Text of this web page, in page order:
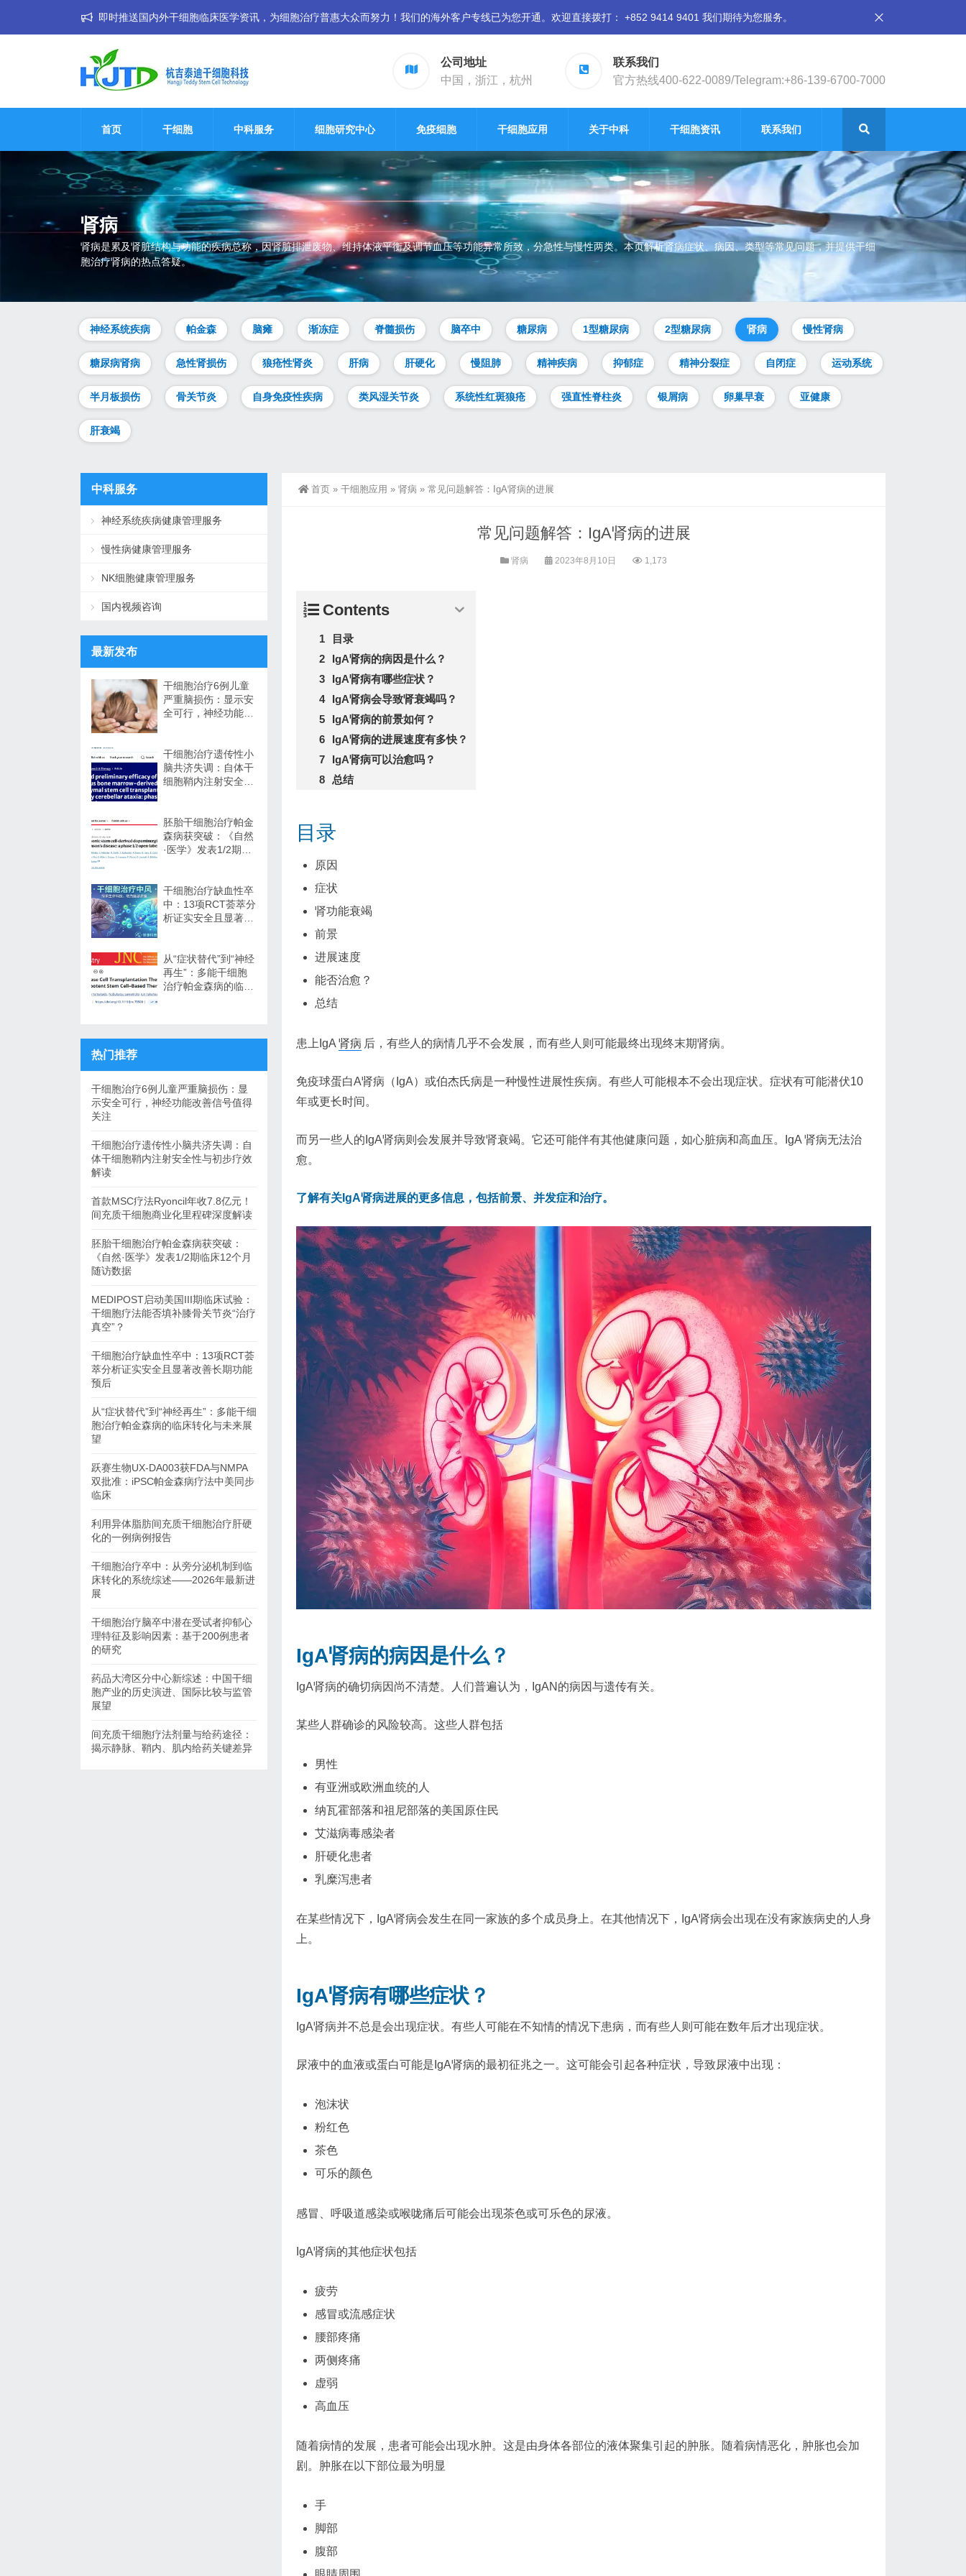
即时推送国内外干细胞临床医学资讯，为细胞治疗普惠大众而努力！我们的海外客户专线已为您开通。欢迎直接拨打： +852 9414 9401 我们期待为您服务。
公司地址
中国，浙江，杭州
联系我们
官方热线400-622-0089/Telegram:+86-139-6700-7000
首页 干细胞 中科服务 细胞研究中心 免疫细胞 干细胞应用 关于中科 干细胞资讯 联系我们
肾病
肾病是累及肾脏结构与功能的疾病总称，因肾脏排泄废物、维持体液平衡及调节血压等功能异常所致，分急性与慢性两类。本页解析肾病症状、病因、类型等常见问题，并提供干细
胞治疗肾病的热点答疑。
神经系统疾病 帕金森 脑瘫 渐冻症 脊髓损伤 脑卒中 糖尿病 1型糖尿病 2型糖尿病 肾病 慢性肾病
糖尿病肾病 急性肾损伤 狼疮性肾炎 肝病 肝硬化 慢阻肺 精神疾病 抑郁症 精神分裂症 自闭症 运动系统
半月板损伤 骨关节炎 自身免疫性疾病 类风湿关节炎 系统性红斑狼疮 强直性脊柱炎 银屑病 卵巢早衰 亚健康
肝衰竭
首页 » 干细胞应用 » 肾病 » 常见问题解答：IgA肾病的进展
常见问题解答：IgA肾病的进展
肾病 2023年8月10日 1,173
Contents
目录
IgA肾病的病因是什么？
IgA肾病有哪些症状？
IgA肾病会导致肾衰竭吗？
IgA肾病的前景如何？
IgA肾病的进展速度有多快？
IgA肾病可以治愈吗？
总结
目录
原因
症状
肾功能衰竭
前景
进展速度
能否治愈？
总结
患上IgA 肾病 后，有些人的病情几乎不会发展，而有些人则可能最终出现终末期肾病。
免疫球蛋白A肾病（IgA）或伯杰氏病是一种慢性进展性疾病。有些人可能根本不会出现症状。症状有可能潜伏10
年或更长时间。
而另一些人的IgA肾病则会发展并导致肾衰竭。它还可能伴有其他健康问题，如心脏病和高血压。IgA 肾病无法治
愈。
了解有关IgA肾病进展的更多信息，包括前景、并发症和治疗。
IgA肾病的病因是什么？
IgA肾病的确切病因尚不清楚。人们普遍认为，IgAN的病因与遗传有关。
某些人群确诊的风险较高。这些人群包括
男性
有亚洲或欧洲血统的人
纳瓦霍部落和祖尼部落的美国原住民
艾滋病毒感染者
肝硬化患者
乳糜泻患者
在某些情况下，IgA肾病会发生在同一家族的多个成员身上。在其他情况下，IgA肾病会出现在没有家族病史的人身
上。
IgA肾病有哪些症状？
IgA肾病并不总是会出现症状。有些人可能在不知情的情况下患病，而有些人则可能在数年后才出现症状。
尿液中的血液或蛋白可能是IgA肾病的最初征兆之一。这可能会引起各种症状，导致尿液中出现：
泡沫状
粉红色
茶色
可乐的颜色
感冒、呼吸道感染或喉咙痛后可能会出现茶色或可乐色的尿液。
IgA肾病的其他症状包括
疲劳
感冒或流感症状
腰部疼痛
两侧疼痛
虚弱
高血压
随着病情的发展，患者可能会出现水肿。这是由身体各部位的液体聚集引起的肿胀。随着病情恶化，肿胀也会加
剧。肿胀在以下部位最为明显
手
脚部
腹部
中科服务
神经系统疾病健康管理服务
慢性病健康管理服务
NK细胞健康管理服务
国内视频咨询
最新发布
干细胞治疗6例儿童
严重脑损伤：显示安
全可行，神经功能改
干细胞治疗遗传性小
脑共济失调：自体干
细胞鞘内注射安全性
胚胎干细胞治疗帕金
森病获突破：《自然
·医学》发表1/2期临
干细胞治疗缺血性卒
中：13项RCT荟萃分
析证实安全且显著改
从“症状替代”到“神经
再生”：多能干细胞
治疗帕金森病的临床
热门推荐
干细胞治疗6例儿童严重脑损伤：显
示安全可行，神经功能改善信号值得
关注
干细胞治疗遗传性小脑共济失调：自
体干细胞鞘内注射安全性与初步疗效
解读
首款MSC疗法Ryoncil年收7.8亿元！
间充质干细胞商业化里程碑深度解读
胚胎干细胞治疗帕金森病获突破：
《自然·医学》发表1/2期临床12个月
随访数据
MEDIPOST启动美国III期临床试验：
干细胞疗法能否填补膝骨关节炎“治疗
真空”？
干细胞治疗缺血性卒中：13项RCT荟
萃分析证实安全且显著改善长期功能
预后
从“症状替代”到“神经再生”：多能干细
胞治疗帕金森病的临床转化与未来展
望
跃赛生物UX-DA003获FDA与NMPA
双批准：iPSC帕金森病疗法中美同步
临床
利用异体脂肪间充质干细胞治疗肝硬
化的一例病例报告
干细胞治疗卒中：从旁分泌机制到临
床转化的系统综述——2026年最新进
展
干细胞治疗脑卒中潜在受试者抑郁心
理特征及影响因素：基于200例患者
的研究
药品大湾区分中心新综述：中国干细
胞产业的历史演进、国际比较与监管
展望
间充质干细胞疗法剂量与给药途径：
揭示静脉、鞘内、肌内给药关键差异